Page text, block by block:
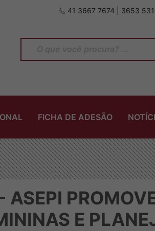
41 3667 7674 | 3653
FICHA DE ADESÃO
ASEPI
E